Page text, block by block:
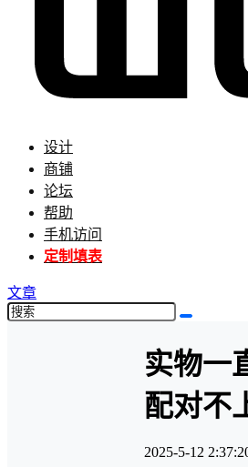
设计
商铺
论坛
帮助
手机访问
定制填表
文章
实物一
配对不
2025-5-12